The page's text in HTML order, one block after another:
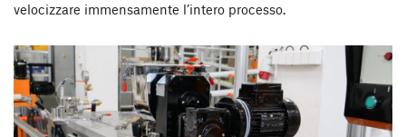
velocizzare immensamente l’intero processo.